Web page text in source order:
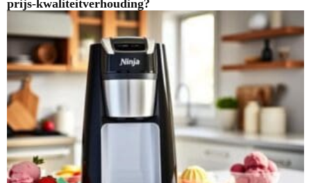
prijs-kwaliteitverhouding?